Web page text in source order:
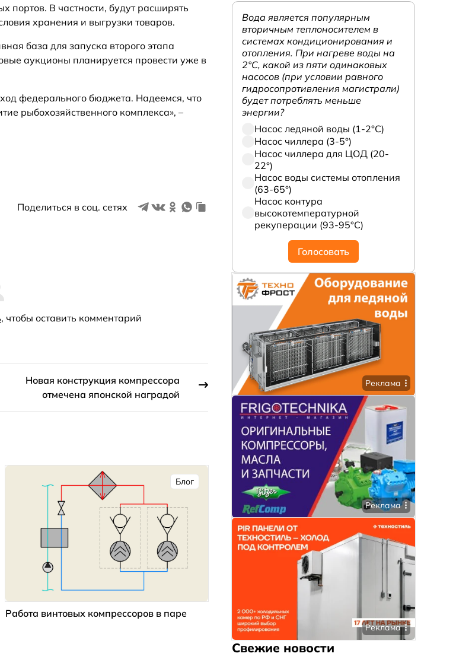
портов. В частности, будут расширять
хранения и выгрузки товаров.
база для запуска второго этапа
аукционы планируется провести уже в
федерального бюджета. Надеемся, что
рыбохозяйственного комплекса», –
Поделиться в соц. сетях
, чтобы оставить комментарий
Новая конструкция компрессора
отмечена японской наградой
Блог
Работа винтовых компрессоров в паре
Вода является популярным
вторичным теплоносителем в
системах кондиционирования и
отопления. При нагреве воды на
2°С, какой из пяти одинаковых
насосов (при условии равного
гидросопротивления магистрали)
будет потреблять меньше
энергии?
Насос ледяной воды (1-2°С)
Насос чиллера (3-5°)
Насос чиллера для ЦОД (20-
22°)
Насос воды системы отопления
(63-65°)
Насос контура
высокотемпературной
рекуперации (93-95°С)
Голосовать
Реклама
Реклама
Реклама
Свежие новости